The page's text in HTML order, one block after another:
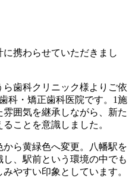
携わらせていただきまし
歯科クリニック様よりご依
科・矯正歯科医院です。1施
囲気を継承しながら、新た
ことを意識しました。
ら黄緑色へ変更。八幡駅を
、駅前という環境の中でも
やすい印象としています。